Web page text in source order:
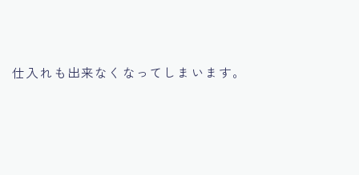
仕入れも出来なくなってしまいます。